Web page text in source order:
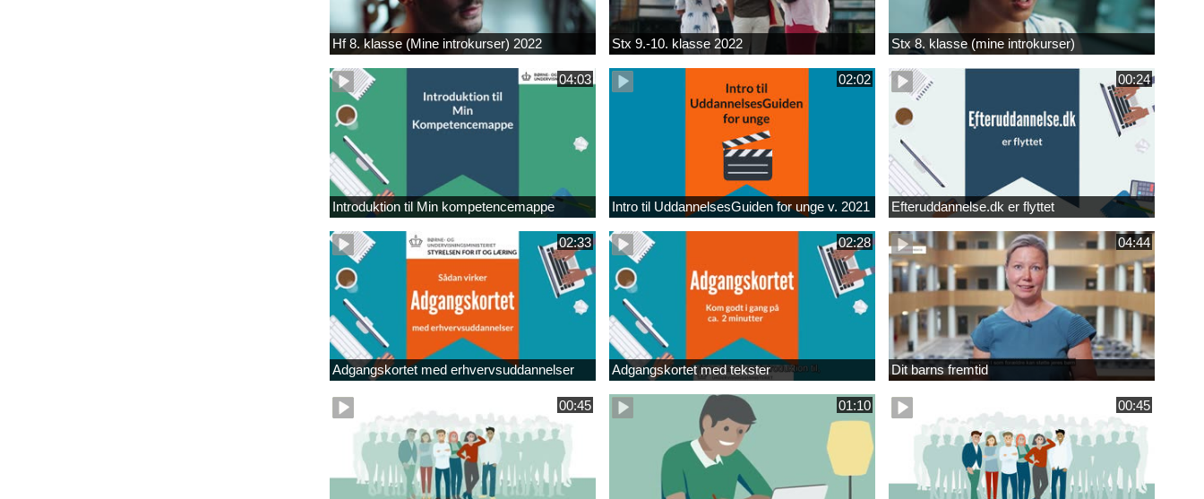
Hf 8. klasse (Mine introkurser) 2022 Stx 9.-10. klasse 2022 Stx 8. klasse (mine introkurser)
04:03
Introduktion til Min kompetencemappe
02:02
Intro til UddannelsesGuiden for unge v. 2021
00:24
Efteruddannelse.dk er flyttet
02:33
Adgangskortet med erhvervsuddannelser
02:28
Adgangskortet med tekster
04:44
Dit barns fremtid
00:45 01:10 00:45